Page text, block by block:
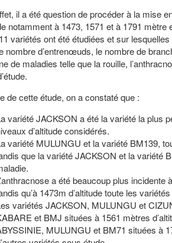
il a été question de procéder à la mise
notamment à 1473, 1571 et à 1791
variétés ont été étudiées et sur
nombre d’entrenœuds, le nombre de
de maladies telle que la rouille,
de cette étude, on a constaté que :
variété JACKSON a été la variété la plus
d’altitude considérés.
variété MULUNGU et la variété BM139,
que la variété JACKSON et la variété
a été beaucoup plus
qu’à 1473m d’altitude toute les
variétés JACKSON, MULUNGU et
et BMJ situées à 1561 mètres
MULUNGU et BM71 situées à